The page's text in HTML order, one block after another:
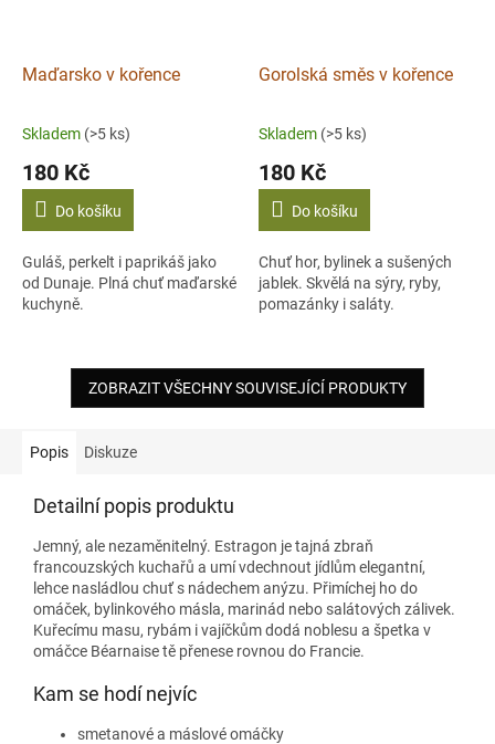
Maďarsko v kořence
Skladem (>5 ks)
180 Kč
Do košíku
Guláš, perkelt i paprikáš jako
od Dunaje. Plná chuť maďarské
kuchyně.
Gorolská směs v kořence
Skladem (>5 ks)
180 Kč
Do košíku
Chuť hor, bylinek a sušených
jablek. Skvělá na sýry, ryby,
pomazánky i saláty.
ZOBRAZIT VŠECHNY SOUVISEJÍCÍ PRODUKTY
Popis Diskuze
Detailní popis produktu
Jemný, ale nezaměnitelný. Estragon je tajná zbraň
francouzských kuchařů a umí vdechnout jídlům elegantní,
lehce nasládlou chuť s nádechem anýzu. Přimíchej ho do
omáček, bylinkového másla, marinád nebo salátových zálivek.
Kuřecímu masu, rybám i vajíčkům dodá noblesu a špetka v
omáčce Béarnaise tě přenese rovnou do Francie.
Kam se hodí nejvíc
smetanové a máslové omáčky